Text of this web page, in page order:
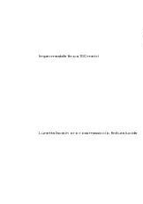
Impermeabile fino a 100 metri
Lunetta liscia in oro rosa massiccio, finitura lucida